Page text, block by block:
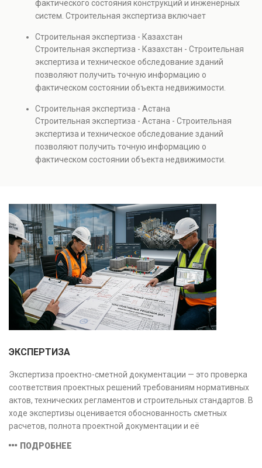
также при судебных разбирательствах и технических
проверках.
фактического состояния конструкций и инженерных
систем. Строительная экспертиза включает
элементов и оценку эксплуатационной безопасности.
Услуга востребована при покупке недвижимости,
капитальном ремонте и реконструкции объектов, а
также при судебных разбирательствах и технических
проверках.
Строительная экспертиза - Казахстан
Строительная экспертиза - Казахстан - Строительная
экспертиза и техническое обследование зданий
позволяют получить точную информацию о
фактическом состоянии объекта недвижимости.
инженерных систем с выявлением скрытых дефектов
и нарушений. Услуга используется для проверки
качества строительства, подготовки к реконструкции,
оценки рисков и судебных разбирательств.
Результатом является официальное техническое
Строительная экспертиза - Астана
Строительная экспертиза - Астана - Строительная
экспертиза и техническое обследование зданий
позволяют получить точную информацию о
фактическом состоянии объекта недвижимости.
качества строительства, подготовки к реконструкции,
оценки рисков и судебных разбирательств.
Результатом является официальное техническое
заключение, имеющее юридическую силу.
ЭКСПЕРТИЗА
Экспертиза проектно-сметной документации — это проверка
соответствия проектных решений требованиям нормативных
актов, технических регламентов и строительных стандартов. В
ходе экспертизы оценивается обоснованность сметных
расчетов, полнота проектной документации и её
предотвратить ошибки на этапе строительства и
ПОДРОБНЕЕ